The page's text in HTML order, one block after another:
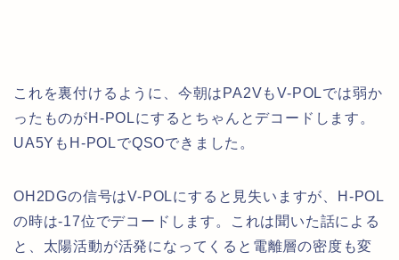
これを裏付けるように、今朝はPA2VもV-POLでは弱か
ったものがH-POLにするとちゃんとデコードします。
UA5YもH-POLでQSOできました。
OH2DGの信号はV-POLにすると見失いますが、H-POL
の時は-17位でデコードします。これは聞いた話による
と、太陽活動が活発になってくると電離層の密度も変